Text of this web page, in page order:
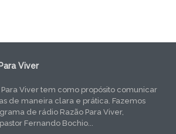
Viver
Para Viver tem como propósito comunicar
de maneira clara e prática. Fazemos
de rádio Razão Para Viver,
Fernando Bochio...